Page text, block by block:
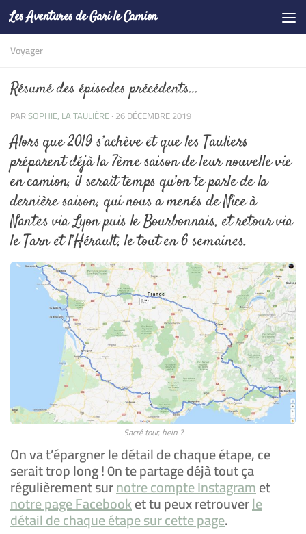
Skip to content
Les Aventures de Gari le Camion
Voyager
Résumé des épisodes précédents…
PARSOPHIE, LA TAULIÈRE· 26 DÉCEMBRE 2019
Alors que 2019 s’achève et que les Tauliers
préparent déjà la 7ème saison de leur nouvelle vie
en camion, il serait temps qu’on te parle de la
dernière saison, qui nous a menés de Nice à
Nantes via Lyon puis le Bourbonnais, et retour via
le Tarn et l’Hérault, le tout en 6 semaines.
Sacré tour, hein ?
On va t’épargner le détail de chaque étape, ce
serait trop long ! 0n te partage déjà tout ça
régulièrement surnotre compte Instagramet
notre page Facebooket tu peux retrouverle
détail de chaque étape sur cette page.